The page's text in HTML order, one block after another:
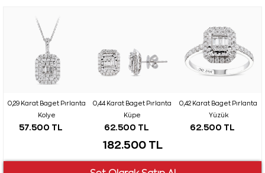
0,29 Karat Baget Pırlanta
Kolye
57.500 TL
0,44 Karat Baget Pırlanta
Küpe
62.500 TL
0,42 Karat Baget Pırlanta
Yüzük
62.500 TL
182.500 TL